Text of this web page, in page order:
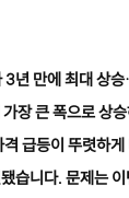
년 만에 최대 상
장 큰 폭으로 상
급등이 뚜렷하
습니다. 문제는